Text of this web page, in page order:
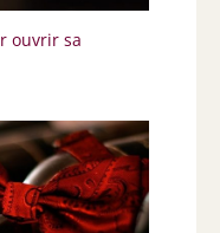
ouvrir sa